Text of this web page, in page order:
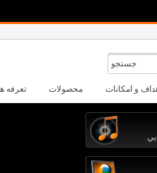
تعرفه محصولات و امكانات